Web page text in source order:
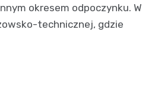
okresem odpoczynku. W
technicznej, gdzie